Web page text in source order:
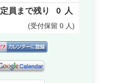
定員まで残り 0 人
(受付保留 0 人)